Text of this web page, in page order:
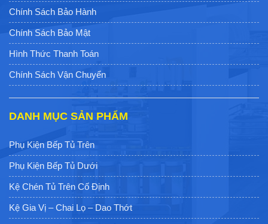
Chính Sách Bảo Hành
Chính Sách Bảo Mật
Hình Thức Thanh Toán
Chính Sách Vận Chuyển
DANH MỤC SẢN PHẨM
Phụ Kiện Bếp Tủ Trên
Phụ Kiện Bếp Tủ Dưới
Kệ Chén Tủ Trên Cố Định
Kệ Gia Vị – Chai Lọ – Dao Thớt